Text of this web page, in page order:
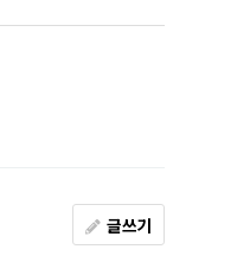
글쓰기